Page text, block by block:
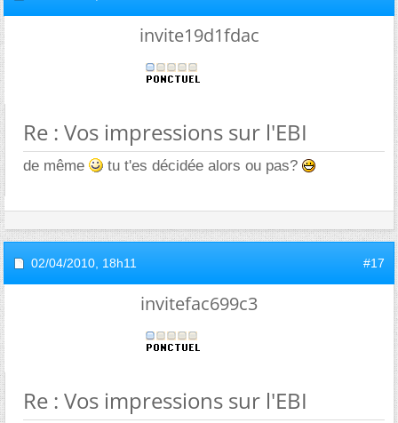
invite19d1fdac
Re : Vos impressions sur l'EBI
de même tu t'es décidée alors ou pas?
02/04/2010, 18h11 #17
invitefac699c3
Re : Vos impressions sur l'EBI